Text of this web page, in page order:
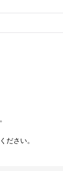
ださい。